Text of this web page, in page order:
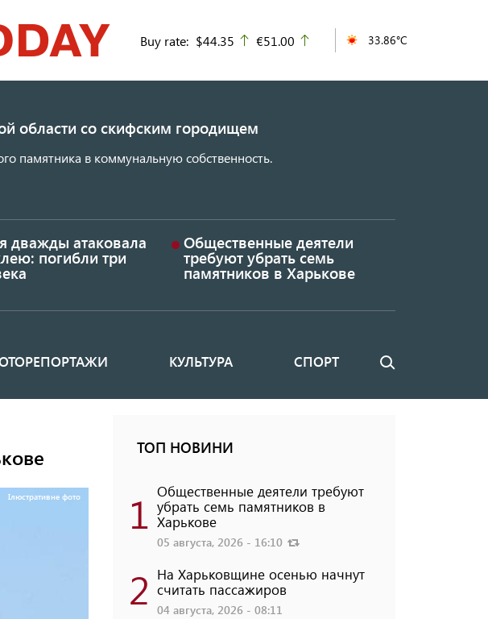
Buy rate: $44.35 up
€51.00 33.86°C
области со скифским городищем
памятника в коммунальную собственность.
дважды атаковала
погибли три
Общественные деятели
требуют убрать семь
памятников в Харькове
КУЛЬТУРА СПОРТ Поиск
Ілюстративне фото
ТОП НОВИНИ
1 Общественные деятели требуют
убрать семь памятников в
Харькове
05 августа, 2026 - 16:10
2 На Харьковщине осенью начнут
считать пассажиров
04 августа, 2026 - 08:11